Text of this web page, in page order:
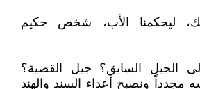
ليحكمنا الأب، شخص حكيم
الجيل السابق؟ جيل القضية؟
مجدداً ونصبح أعداء السند والهند